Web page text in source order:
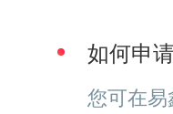
如何申
您可在